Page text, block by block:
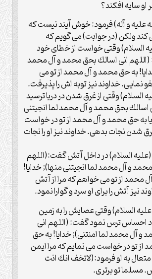
او سايه افكند؟
علیه و آله) فرمود: خوش آيند نيست كه
كند ولكن (در جوابت) مى گويم كه
السلام) وقتى خواست از خطاى خود
انى اسالك بحق محمد و آل محمد
به حق محمد و آل محمد از تو مى
نمايى. خداوند نيز توبه اش را پذيرفت.
وقتى از غرق شدن در دريا ترسيد
بحق محمد و آل محمد لما انجيتنى
به حق محمد و آل محمد از تو در خواست
شدن نجات بدهى. خداوند نيز او را نجات
السلام) در داخل آتش گفت:(اللهم
و آل محمد لما انجيتنى منها); خدايا!
محمد از تو مى خواهم كه مرا از آتش
نيز آتش را براى او سرد و گوارا نمود.
السلام) وقتى عصايش را به زمين
احساس ترس نمود گفت: (اللهم انى
و آل محمد لما امنتنى); خدايا! به حق
تو در خواست مى نمايم كه مرا ايمن
به او فرمود:(لاتخف انك انت